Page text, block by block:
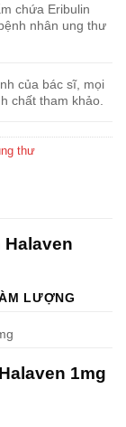
chứa Eribulin
nhân ung thư
của bác sĩ, mọi
chất tham khảo.
thư
LƯỢNG
1mg